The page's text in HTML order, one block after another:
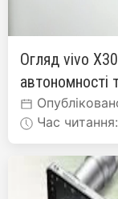
Огляд vivo
автономності
Час